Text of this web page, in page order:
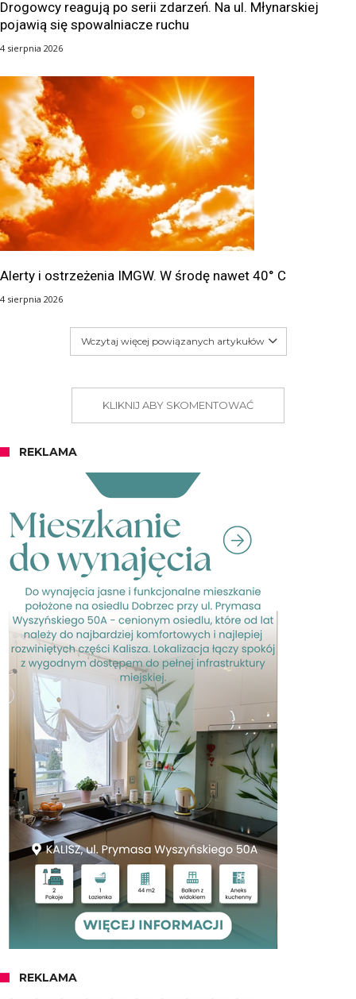
Drogowcy reagują po serii zdarzeń. Na ul. Młynarskiej
pojawią się spowalniacze ruchu
4 sierpnia 2026
Alerty i ostrzeżenia IMGW. W środę nawet 40° C
4 sierpnia 2026
Wczytaj więcej powiązanych artykułów
KLIKNIJ ABY SKOMENTOWAĆ
REKLAMA
REKLAMA